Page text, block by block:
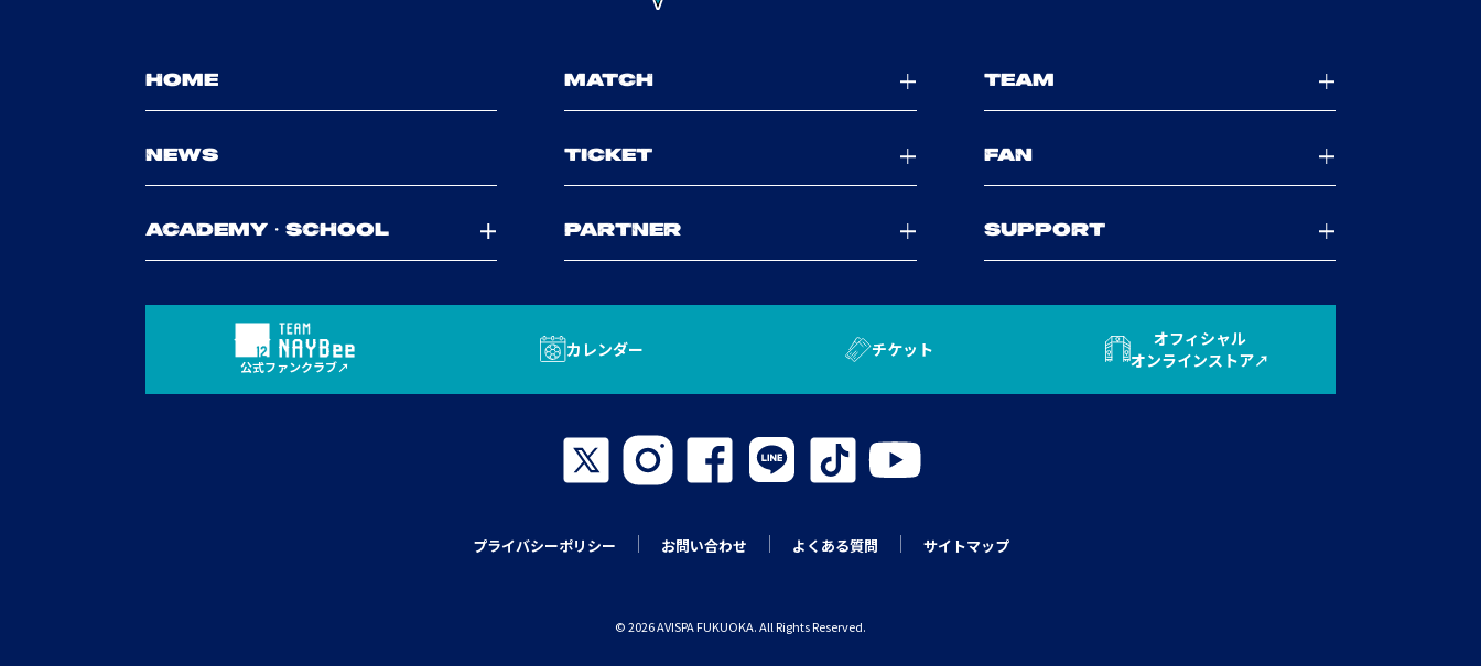
HOME MATCH TEAM
NEWS TICKET FAN
ACADEMY・SCHOOL PARTNER SUPPORT
公式ファンクラブ
カレンダー チケット
オフィシャル
オンラインストア
プライバシーポリシー お問い合わせ よくある質問 サイトマップ
© 2026 AVISPA FUKUOKA. All Rights Reserved.